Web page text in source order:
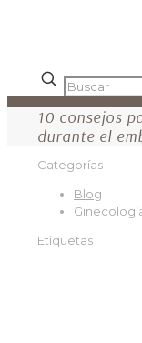
10 consejos
durante el
Categorías
Blog
Etiquetas